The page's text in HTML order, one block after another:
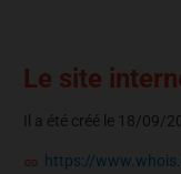
Le site
Il a été créé le 18/09/
https://